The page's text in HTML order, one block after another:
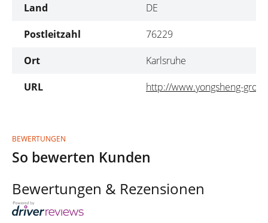
Land
DE
Postleitzahl
76229
Ort
Karlsruhe
URL
http://www.yongsheng-
BEWERTUNGEN
So bewerten Kunden
Bewertungen & Rezensionen